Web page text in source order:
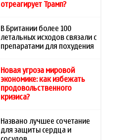
отреагирует Трамп?
В Британии более 100
летальных исходов связали с
препаратами для похудения
Новая угроза мировой
экономике: как избежать
продовольственного
кризиса?
Названо лучшее сочетание
для защиты сердца и